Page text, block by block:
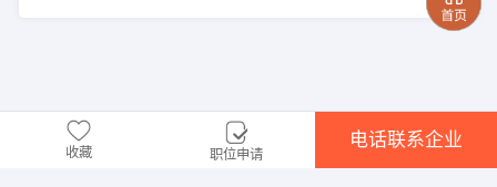
收藏 职位申请
电话联系企业